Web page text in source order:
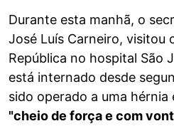
Durante esta manhã, o
José Luís Carneiro, visitou
República no hospital São
está internado desde
sido operado a uma hérnia
"cheio de força e com